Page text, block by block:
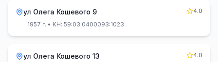
ул Олега Кошевого 9
4.0
1957 г. • КН: 59:03:0400093:1023
ул Олега Кошевого 13
4.0